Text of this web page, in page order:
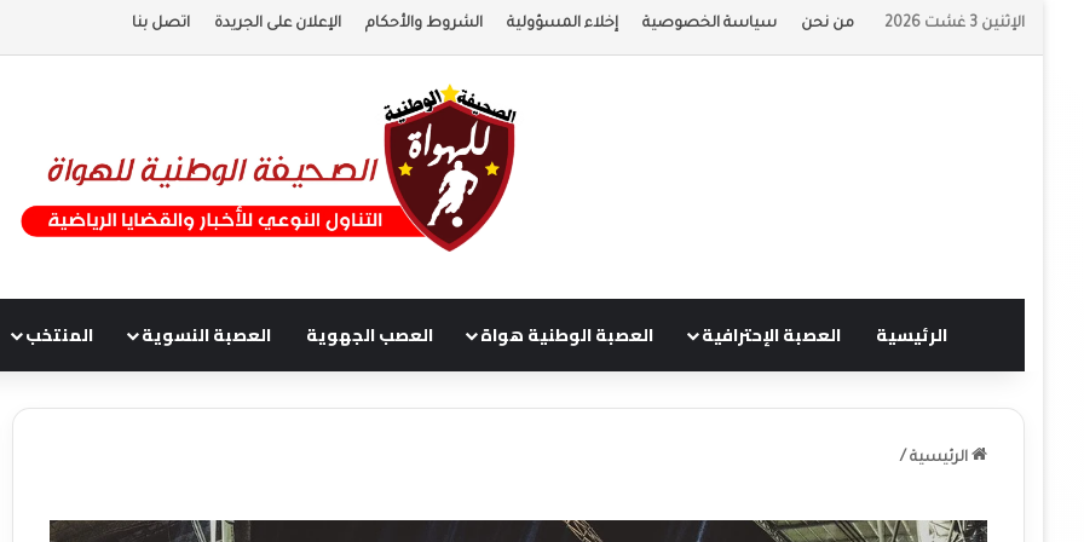
الإثنين 3 غشت 2026 من نحن سياسة الخصوصية إخلاء المسؤولية الشروط والأحكام الإعلان على الجريدة اتصل بنا
الرئيسية العصبة الإحترافية العصبة الوطنية هواة العصب الجهوية العصبة النسوية المنتخب
الرئيسية /